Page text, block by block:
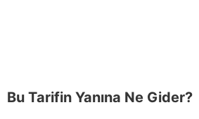
Bu Tarifin Yanına Ne Gider?